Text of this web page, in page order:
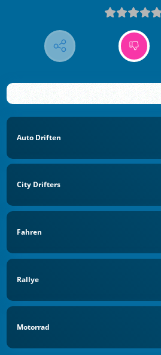
Auto Driften
City Drifters
Fahren
Rallye
Motorrad